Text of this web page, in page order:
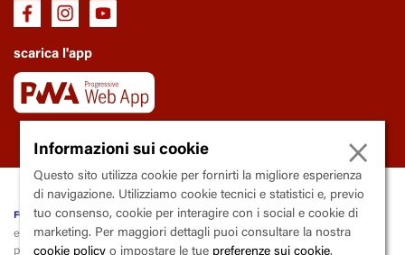
scarica l'app
fondazione Trianon Viviani
ente soggetto al controllo e la vigilanza della Regione Campania
piazzaVincenzoC alenda, 9 - 80139Napoli
Informazioni sui cookie ×
Questo sito utilizza cookie per fornirti la migliore esperienza
di navigazione. Utilizziamo cookie tecnici e statistici e, previo
tuo consenso, cookie per interagire con i social e cookie di
marketing. Per maggiori dettagli puoi consultare la nostra